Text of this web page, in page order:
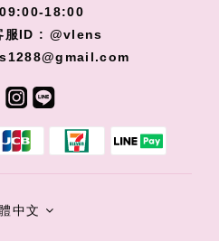
18:00
服ID : @vlens
中文